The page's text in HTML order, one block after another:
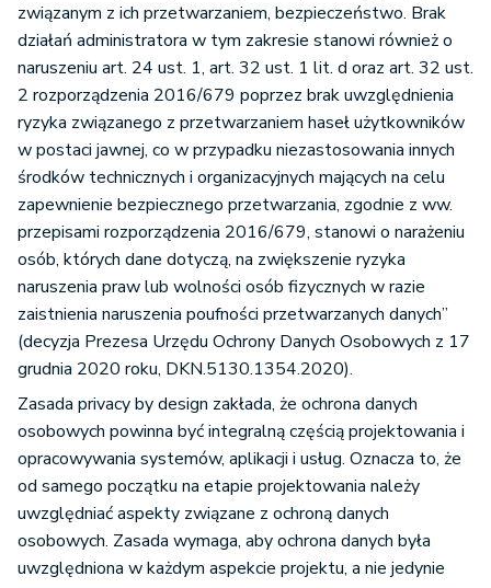
związanym z ich przetwarzaniem, bezpieczeństwo. Brak
działań administratora w tym zakresie stanowi również o
naruszeniu art. 24 ust. 1, art. 32 ust. 1 lit. d oraz art. 32 ust.
2 rozporządzenia 2016/679 poprzez brak uwzględnienia
ryzyka związanego z przetwarzaniem haseł użytkowników
w postaci jawnej, co w przypadku niezastosowania innych
środków technicznych i organizacyjnych mających na celu
zapewnienie bezpiecznego przetwarzania, zgodnie z ww.
przepisami rozporządzenia 2016/679, stanowi o narażeniu
osób, których dane dotyczą, na zwiększenie ryzyka
naruszenia praw lub wolności osób fizycznych w razie
zaistnienia naruszenia poufności przetwarzanych danych”
(decyzja Prezesa Urzędu Ochrony Danych Osobowych z 17
grudnia 2020 roku, DKN.5130.1354.2020).
Zasada privacy by design zakłada, że ochrona danych
osobowych powinna być integralną częścią projektowania i
opracowywania systemów, aplikacji i usług. Oznacza to, że
od samego początku na etapie projektowania należy
uwzględniać aspekty związane z ochroną danych
osobowych. Zasada wymaga, aby ochrona danych była
uwzględniona w każdym aspekcie projektu, a nie jedynie